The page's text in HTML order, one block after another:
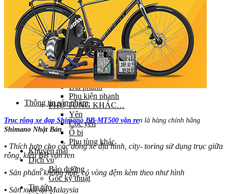
HỆ THỐNG LÁI
Ghi đông (Tay lái)
Pô tăng
Cổ phuộc
Phuộc (Giảm xóc)
HỆ THỐNG PHANH
Bộ phanh / Cụm phanh
Tay phanh / Dây
Má phanh
Đĩa phanh
Phụ kiện phanh
PHỤ TÙNG KHÁC…
Yên
Cọc yên
Ổ bi
Phụ tùng khác
Khuyến mãi
Dịch vụ
Bảo dưỡng
Góc kỹ thuật
Tin tức
Thông tin sản phẩm
Trục rỗng xe đạp Shimano BB-MT500 vặn ren là hàng chính hãng
Shimano Nhật Bản.
• Thích hợp cho các dòng xe địa hình, city- toring sử dụng trục giữa
rỗng, kiểu BB vặn ren
• Sản phẩm không hộp, có vòng đệm kèm theo như hình
• Sản xuất tại Malaysia